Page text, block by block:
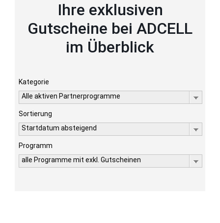
Ihre exklusiven
Gutscheine bei ADCELL
im Überblick
Kategorie
Alle aktiven Partnerprogramme
Sortierung
Startdatum absteigend
Programm
alle Programme mit exkl. Gutscheinen